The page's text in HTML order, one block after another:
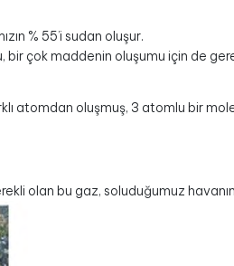
% 55’i sudan oluşur.
bir çok maddenin oluşumu için de
atomdan oluşmuş, 3 atomlu bir
olan bu gaz, soluduğumuz